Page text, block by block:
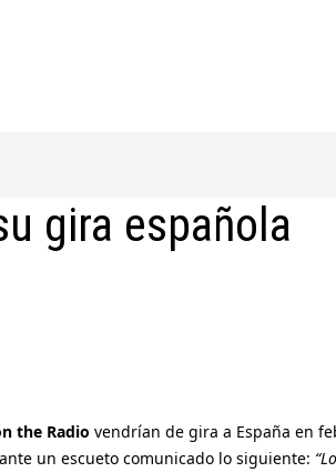
gira española
the Radio vendrían de gira a España en
un escueto comunicado lo siguiente: